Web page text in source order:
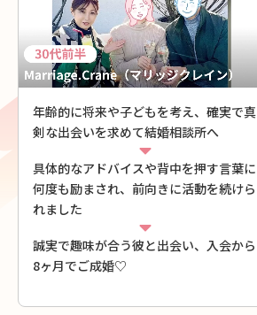
年齢的に将来や子どもを考え、確実で真
剣な出会いを求めて結婚相談所へ
具体的なアドバイスや背中を押す言葉に
何度も励まされ、前向きに活動を続けら
れました
誠実で趣味が合う彼と出会い、入会から
8ヶ月でご成婚♡